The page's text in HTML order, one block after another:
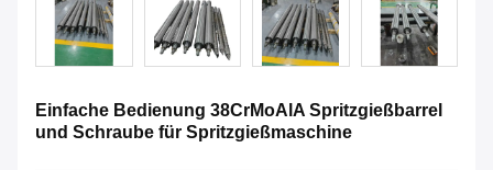
Einfache Bedienung 38CrMoAlA Spritzgießbarrel
und Schraube für Spritzgießmaschine